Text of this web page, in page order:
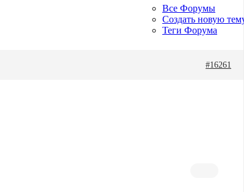
Все Форумы
Создать новую
Теги Форума
#16261